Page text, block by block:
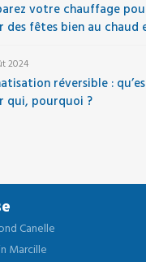
votre chauffage
des fêtes bien au chaud
2024
réversible :
qui, pourquoi ?
Canelle
Marcille